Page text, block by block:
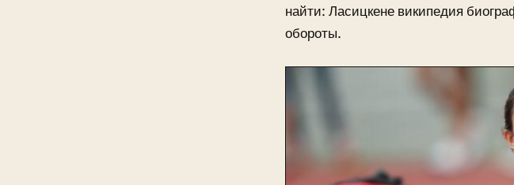
найти: Ласицкене википедия
обороты.